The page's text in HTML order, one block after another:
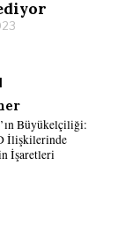
Büyükelçiliği:
İlişkilerinde
İşaretleri